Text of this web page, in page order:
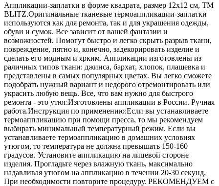
Аппликации-заплатки в форме квадрата, размер 12х12 см, ТМ
BLITZ.Оригинальные тканевые термоаппликации-заплатки
используются как для ремонта, так и для украшения одежды,
обуви и сумок. Все зависит от вашей фантазии и
возможностей. Помогут быстро и легко скрыть разрыв ткани,
повреждение, пятно и, конечно, задекорировать изделие и
сделать его модным и ярким. Аппликации изготовлены из
раличных типов ткани: джинса, бархат, хлопок, плащевка и
представлены в самых популярных цветах. Вы легко сможете
подобрать нужный вариант и недорого отремонтировать или
украсить любую вещь. Все, что вам нужно для быстрого
ремонта - это утюг.Изготовлены аппликации в России. Ручная
работа.Инструкция по применению:Если вы устанавливаете
термоаппликацию при помощи пресса, то мы рекомендуем
выбирать минимальный температурный режим. Если вы
устанавливаете термоаппликацию в домашних условиях
утюгом, то температура не должна превышать 150-160
градусов. Установите аппликацию на лицевой стороне
изделия. Прогладьте через влажную ткань, максимально
надавливая утюгом на аппликацию в течении 20-30 секунд.
При необходимости повторите процедуру. РЕКОМЕНДУЕМ с